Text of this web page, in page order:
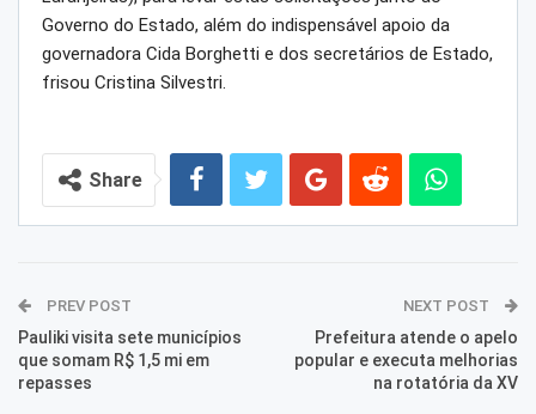
Governo do Estado, além do indispensável apoio da
governadora Cida Borghetti e dos secretários de Estado,
frisou Cristina Silvestri.
Share
PREV POST
Pauliki visita sete municípios
que somam R$ 1,5 mi em
repasses
NEXT POST
Prefeitura atende o apelo
popular e executa melhorias
na rotatória da XV